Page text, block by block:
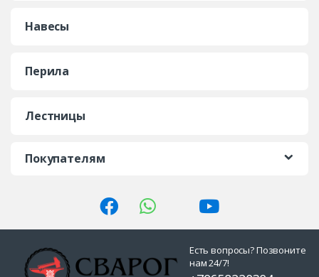
Навесы
Перила
Лестницы
Покупателям
Есть вопросы? Позвоните
нам 24/7!